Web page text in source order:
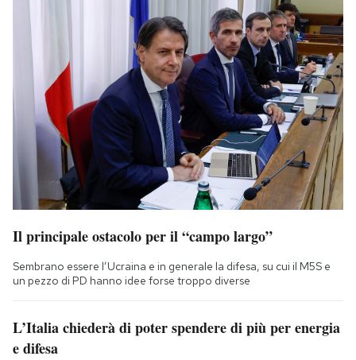
Il principale ostacolo per il “campo largo”
Sembrano essere l’Ucraina e in generale la difesa, su cui il M5S e
un pezzo di PD hanno idee forse troppo diverse
L’Italia chiederà di poter spendere di più per energia
e difesa